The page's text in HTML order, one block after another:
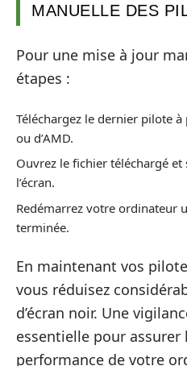
MANUELLE DES
Pour une mise à jour
étapes :
Téléchargez le dernier pilote
ou d’AMD.
Ouvrez le fichier téléchargé
l’écran.
Redémarrez votre ordinateur
terminée.
En maintenant vos
vous réduisez
d’écran noir. Une
essentielle pour
performance de votre